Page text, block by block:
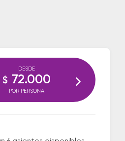
DESDE
$ 72.000
POR PERSONA